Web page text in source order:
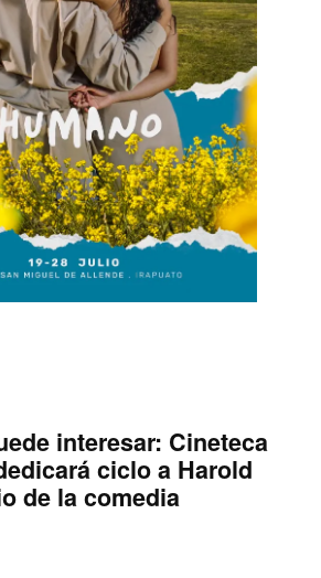
interesar: Cineteca
ciclo a Harold
de la comedia